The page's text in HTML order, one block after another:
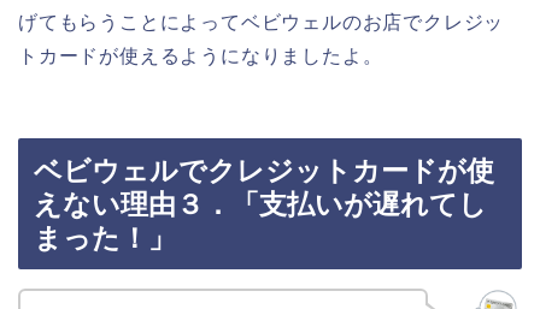
げてもらうことによってベビウェルのお店でクレジッ
トカードが使えるようになりましたよ。
ベビウェルでクレジットカードが使
えない理由３．「支払いが遅れてし
まった！」